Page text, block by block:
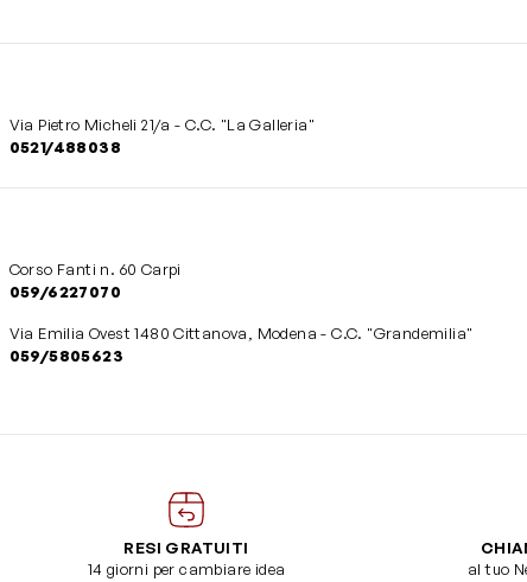
Via Pietro Micheli 21/a - C.C. "La Galleria"
0521/488038
Corso Fanti n. 60 Carpi
059/6227070
Via Emilia Ovest 1480 Cittanova, Modena - C.C. "Grandemilia"
059/5805623
RESI GRATUITI
14 giorni per cambiare idea
al tuo